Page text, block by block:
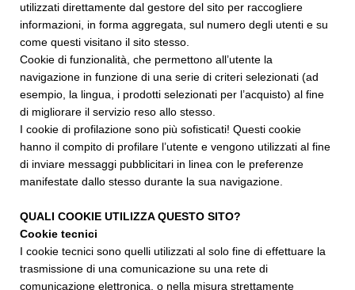
utilizzati direttamente dal gestore del sito per raccogliere
informazioni, in forma aggregata, sul numero degli utenti e su
come questi visitano il sito stesso.
Cookie di funzionalità, che permettono all’utente la
navigazione in funzione di una serie di criteri selezionati (ad
esempio, la lingua, i prodotti selezionati per l’acquisto) al fine
di migliorare il servizio reso allo stesso.
I cookie di profilazione sono più sofisticati! Questi cookie
hanno il compito di profilare l’utente e vengono utilizzati al fine
di inviare messaggi pubblicitari in linea con le preferenze
manifestate dallo stesso durante la sua navigazione.
QUALI COOKIE UTILIZZA QUESTO SITO?
Cookie tecnici
I cookie tecnici sono quelli utilizzati al solo fine di effettuare la
trasmissione di una comunicazione su una rete di
comunicazione elettronica, o nella misura strettamente